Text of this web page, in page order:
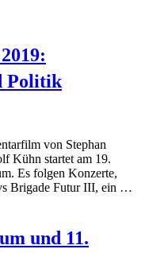
Politik
von Stephan
Kühn startet am 19.
Es folgen Konzerte,
Brigade Futur III, ein …
und 11.